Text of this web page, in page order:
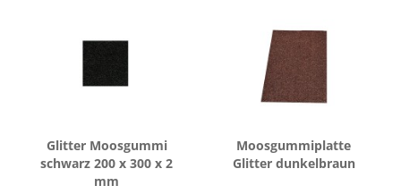
Glit­ter Moos­gum­mi
schwarz 200 x 300 x 2
mm
Moos­gum­mi­plat­te
Glit­ter dun­kel­braun